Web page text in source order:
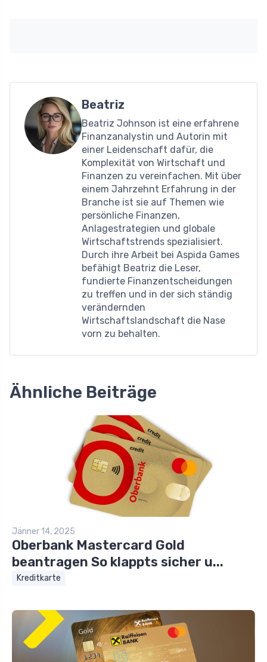
Beatriz
Beatriz Johnson ist eine erfahrene
Finanzanalystin und Autorin mit
einer Leidenschaft dafür, die
Komplexität von Wirtschaft und
Finanzen zu vereinfachen. Mit über
einem Jahrzehnt Erfahrung in der
Branche ist sie auf Themen wie
persönliche Finanzen,
Anlagestrategien und globale
Wirtschaftstrends spezialisiert.
Durch ihre Arbeit bei Aspida Games
befähigt Beatriz die Leser,
fundierte Finanzentscheidungen
zu treffen und in der sich ständig
verändernden
Wirtschaftslandschaft die Nase
vorn zu behalten.
Ähnliche Beiträge
Jänner 14, 2025
Oberbank Mastercard Gold
beantragen So klappts sicher u...
Kreditkarte